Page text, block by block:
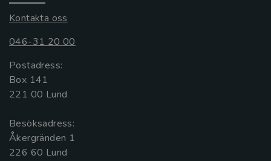
Kontakta oss
046-31 20 00
Postadress:
Box 141
221 00 Lund
Besöksadress:
Åkergränden 1